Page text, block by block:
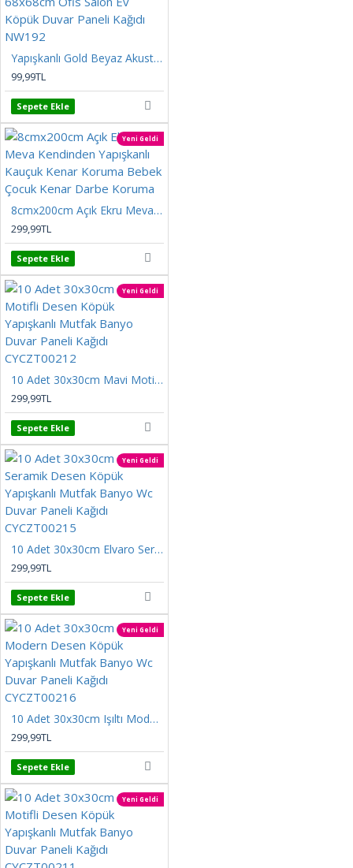
Yapışkanlı Gold Beyaz Akustik Esnek 3D Lambiri 68x68cm Ofis Salon Ev Köpük Duvar Paneli Kağıdı NW192
99,99TL
Sepete Ekle
Yeni Geldi
8cmx200cm Açık Ekru Meva Kendinden Yapışkanlı Kauçuk Kenar Koruma Bebek Çocuk Kenar Darbe Koruma
299,99TL
Sepete Ekle
Yeni Geldi
10 Adet 30x30cm Mavi Motifli Desen Köpük Yapışkanlı Mutfak Banyo Duvar Paneli Kağıdı CYCZT00212
299,99TL
Sepete Ekle
Yeni Geldi
10 Adet 30x30cm Elvaro Seramik Desen Köpük Yapışkanlı Mutfak Banyo Wc Duvar Paneli Kağıdı CYCZT00215
299,99TL
Sepete Ekle
Yeni Geldi
10 Adet 30x30cm Işıltı Modern Desen Köpük Yapışkanlı Mutfak Banyo Wc Duvar Paneli Kağıdı CYCZT00216
299,99TL
Sepete Ekle
Yeni Geldi